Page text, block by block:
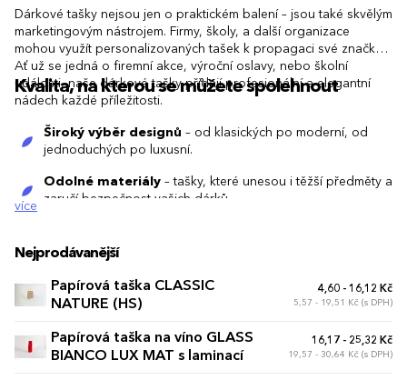
Dárkové tašky nejsou jen o praktickém balení – jsou také skvělým
marketingovým nástrojem. Firmy, školy, a další organizace
mohou využít personalizovaných tašek k propagaci své značky.
Ať už se jedná o firemní akce, výroční oslavy, nebo školní
události, naše dárkové tašky přidají profesionální a elegantní
nádech každé příležitosti.
Kvalita, na kterou se můžete spolehnout
Široký výběr designů – od klasických po moderní, od
jednoduchých po luxusní.
Odolné materiály – tašky, které unesou i těžší předměty a
zaručí bezpečnost vašich dárků.
identitě či osobnímu stylu.
Rychlé a spolehlivé dodání
důležitý, proto garantujeme včasné doručení.
více
Nejprodávanější
Papírová taška CLASSIC
NATURE (HS)
4,60 - 16,12 Kč
5,57 - 19,51 Kč (s DPH)
Papírová taška na víno GLASS
BIANCO LUX MAT s laminací
16,17 - 25,32 Kč
19,57 - 30,64 Kč (s DPH)